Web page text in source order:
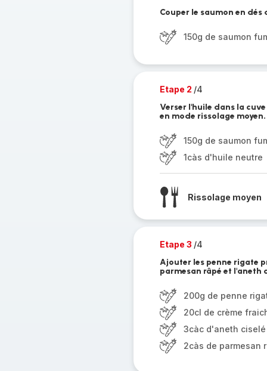
Couper le saumon en dés
150g de saumon
Etape 2 /4
Verser l'huile dans la
en mode rissolage moyen.
150g de saumon
1càs d'huile neutre
Rissolage moyen
Etape 3 /4
Ajouter les penne rigate
parmesan râpé et l'aneth
200g de penne
20cl de crème
3càc d'aneth ciselé
2càs de parmesan